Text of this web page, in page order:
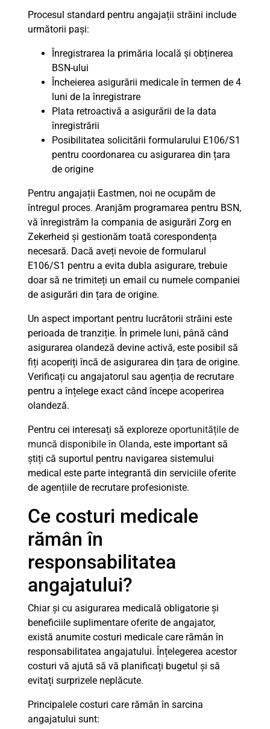
Procesul standard pentru angajații străini include
următorii pași:
Înregistrarea la primăria locală și obținerea
BSN-ului
Încheierea asigurării medicale în termen de 4
luni de la înregistrare
Plata retroactivă a asigurării de la data
înregistrării
Posibilitatea solicitării formularului E106/S1
pentru coordonarea cu asigurarea din țara
de origine
Pentru angajații Eastmen, noi ne ocupăm de
întregul proces. Aranjăm programarea pentru BSN,
vă înregistrăm la compania de asigurări Zorg en
Zekerheid și gestionăm toată corespondența
necesară. Dacă aveți nevoie de formularul
E106/S1 pentru a evita dubla asigurare, trebuie
doar să ne trimiteți un email cu numele companiei
de asigurări din țara de origine.
Un aspect important pentru lucrătorii străini este
perioada de tranziție. În primele luni, până când
asigurarea olandeză devine activă, este posibil să
fiți acoperiți încă de asigurarea din țara de origine.
Verificați cu angajatorul sau agenția de recrutare
pentru a înțelege exact când începe acoperirea
olandeză.
Pentru cei interesați să exploreze oportunitățile de
muncă disponibile în Olanda, este important să
știți că suportul pentru navigarea sistemului
medical este parte integrantă din serviciile oferite
de agențiile de recrutare profesioniste.
Ce costuri medicale
rămân în
responsabilitatea
angajatului?
Chiar și cu asigurarea medicală obligatorie și
beneficiile suplimentare oferite de angajator,
există anumite costuri medicale care rămân în
responsabilitatea angajatului. Înțelegerea acestor
costuri vă ajută să vă planificați bugetul și să
evitați surprizele neplăcute.
Principalele costuri care rămân în sarcina
angajatului sunt: